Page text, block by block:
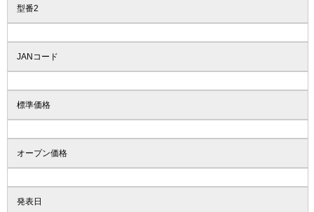
型番2
JANコード
標準価格
オープン価格
発表日